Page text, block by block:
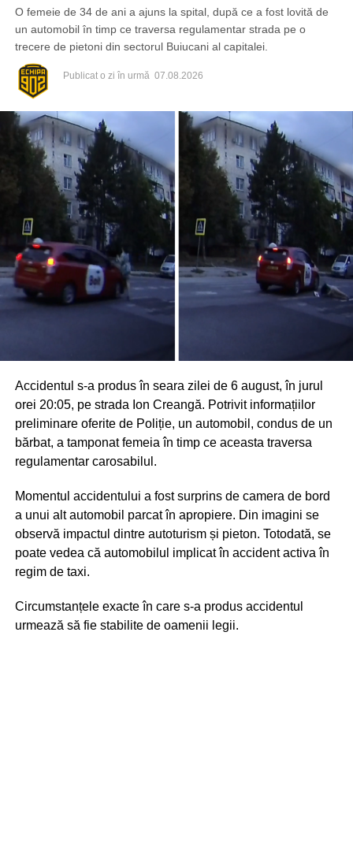
O femeie de 34 de ani a ajuns la spital, după ce a fost lovită de
un automobil în timp ce traversa regulamentar strada pe o
trecere de pietoni din sectorul Buiucani al capitalei.
Publicat o zi în urmă 07.08.2026
Accidentul s-a produs în seara zilei de 6 august, în jurul
orei 20:05, pe strada Ion Creangă. Potrivit informațiilor
preliminare oferite de Poliție, un automobil, condus de un
bărbat, a tamponat femeia în timp ce aceasta traversa
regulamentar carosabilul.
Momentul accidentului a fost surprins de camera de bord
a unui alt automobil parcat în apropiere. Din imagini se
observă impactul dintre autoturism și pieton. Totodată, se
poate vedea că automobilul implicat în accident activa în
regim de taxi.
Circumstanțele exacte în care s-a produs accidentul
urmează să fie stabilite de oamenii legii.